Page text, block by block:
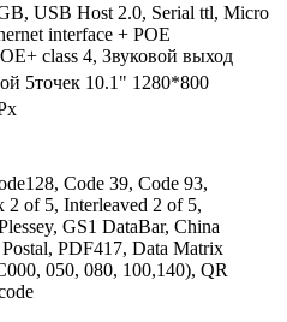
USB Host 2.0, Serial ttl, Micro
interface + POE
class 4, Звуковой выход
5точек 10.1" 1280*800
Code 39, Code 93,
2 of 5, Interleaved 2 of 5,
GS1 DataBar, China
PDF417, Data Matrix
050, 080, 100,140), QR